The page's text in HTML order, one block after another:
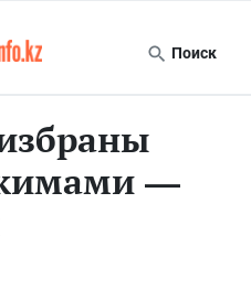
Поиск
—